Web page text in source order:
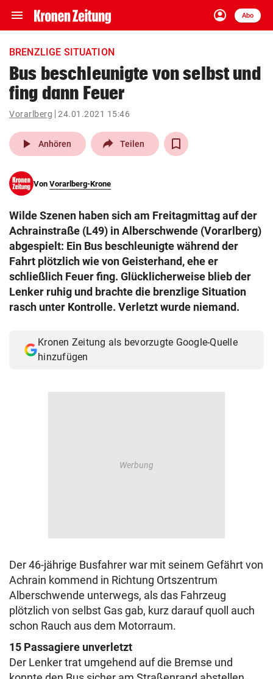
menu Navigation
ein-/ausklappen
account_circle
Anmelden
Abo
close Schließen
account_circle Anmelden
pin_drop
Wien arrow_right
search
eingeben
© Krone Multimedia GmbH & Co KG 2026
Muthgasse 2, 1190 Wien
BRENZLIGE SITUATION
Bus beschleunigte von selbst und
fing dann Feuer
Vorarlberg 24.01.2021 15:46
play_arrow Anhören Teilen
Von Vorarlberg-Krone
Wilde Szenen haben sich am Freitagmittag auf der
Achrainstraße (L49) in Alberschwende (Vorarlberg)
abgespielt: Ein Bus beschleunigte während der
Fahrt plötzlich wie von Geisterhand, ehe er
schließlich Feuer fing. Glücklicherweise blieb der
Lenker ruhig und brachte die brenzlige Situation
rasch unter Kontrolle. Verletzt wurde niemand.
Kronen Zeitung als bevorzugte Google-Quelle
hinzufügen
Der 46-jährige Busfahrer war mit seinem Gefährt von
Achrain kommend in Richtung Ortszentrum
Alberschwende unterwegs, als das Fahrzeug
plötzlich von selbst Gas gab, kurz darauf quoll auch
schon Rauch aus dem Motorraum.
15 Passagiere unverletzt
Der Lenker trat umgehend auf die Bremse und